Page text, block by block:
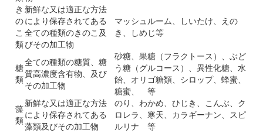
き
の
こ
類
新鮮な又は適正な方法
により保存されてある
全ての種類のきのこ及
びその加工物
マッシュルーム、しいたけ、えの
き、しめじ等
糖
類
全ての種類の糖質、糖
質高濃度含有物、及び
その加工物
砂糖、果糖（フラクトース）、ぶど
う糖（グルコース）、異性化糖、水
飴、オリゴ糖類、シロップ、蜂蜜、
糖蜜、 等
藻
類
新鮮な又は適正な方法
により保存されてある
藻類及びその加工物
のり、わかめ、ひじき、こんぶ、ク
ロレラ、寒天、カラギーナン、スピ
ルリナ 等